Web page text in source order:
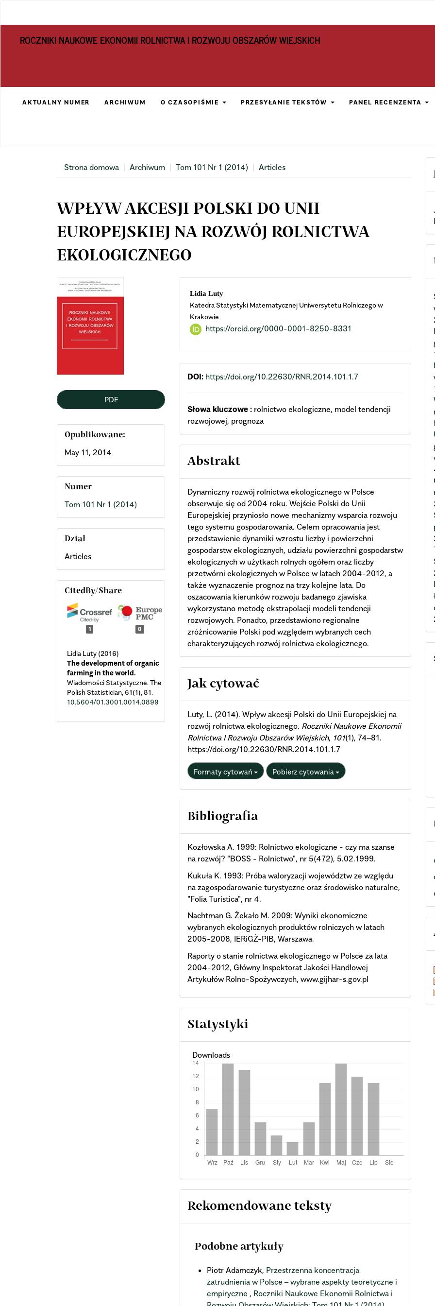
Content
ROCZNIKI NAUKOWE EKONOMII ROLNICTWA I ROZWOJU OBSZARÓW WIEJSKICH
AKTUALNY NUMER ARCHIWUM O CZASOPIŚMIE PRZESYŁANIE TEKSTÓW PANEL RECENZENTA
Strona domowa Archiwum Tom 101 Nr 1 (2014) Articles
WPŁYW AKCESJI POLSKI DO UNII
EUROPEJSKIEJ NA ROZWÓJ ROLNICTWA
EKOLOGICZNEGO
Article
Sidebar
PDF
Opublikowane:
May 11, 2014
Numer
Tom 101 Nr 1 (2014)
Dział
Articles
CitedBy/Share
1 0
Lidia Luty (2016)
The development of organic
farming in the world.
Wiadomości Statystyczne. The
Polish Statistician, 61(1), 81.
10.5604/01.3001.0014.0899
Main
Article
Content
Lidia Luty
Katedra Statystyki Matematycznej Uniwersytetu Rolniczego w
Krakowie
https://orcid.org/0000-0001-8250-8331
DOI: https://doi.org/10.22630/RNR.2014.101.1.7
Słowa kluczowe : rolnictwo ekologiczne, model tendencji
rozwojowej, prognoza
Abstrakt
Dynamiczny rozwój rolnictwa ekologicznego w Polsce
obserwuje się od 2004 roku. Wejście Polski do Unii
Europejskiej przyniosło nowe mechanizmy wsparcia rozwoju
tego systemu gospodarowania. Celem opracowania jest
przedstawienie dynamiki wzrostu liczby i powierzchni
gospodarstw ekologicznych, udziału powierzchni gospodarstw
ekologicznych w użytkach rolnych ogółem oraz liczby
przetwórni ekologicznych w Polsce w latach 2004-2012, a
także wyznaczenie prognoz na trzy kolejne lata. Do
oszacowania kierunków rozwoju badanego zjawiska
wykorzystano metodę ekstrapolacji modeli tendencji
rozwojowych. Ponadto, przedstawiono regionalne
zróżnicowanie Polski pod względem wybranych cech
charakteryzujących rozwój rolnictwa ekologicznego.
Article
Details
Jak cytować
Luty, L. (2014). Wpływ akcesji Polski do Unii Europejskiej na
rozwój rolnictwa ekologicznego. Roczniki Naukowe Ekonomii
Rolnictwa I Rozwoju Obszarów Wiejskich, 101(1), 74–81.
https://doi.org/10.22630/RNR.2014.101.1.7
Formaty cytowań Pobierz cytowania
Bibliografia
Kozłowska A. 1999: Rolnictwo ekologiczne - czy ma szanse
na rozwój? "BOSS - Rolnictwo", nr 5(472), 5.02.1999.
Kukuła K. 1993: Próba waloryzacji województw ze względu
na zagospodarowanie turystyczne oraz środowisko naturalne,
"Folia Turistica", nr 4.
Nachtman G. Żekało M. 2009: Wyniki ekonomiczne
wybranych ekologicznych produktów rolniczych w latach
2005-2008, IERiGŻ-PIB, Warszawa.
Raporty o stanie rolnictwa ekologicznego w Polsce za lata
2004-2012, Główny Inspektorat Jakości Handlowej
Artykułów Rolno-Spożywczych, www.gijhar-s.gov.pl
Statystyki
Downloads
Rekomendowane teksty
Podobne artykuły
Piotr Adamczyk, Przestrzenna koncentracja
zatrudnienia w Polsce – wybrane aspekty teoretyczne i
empiryczne, Roczniki Naukowe Ekonomii Rolnictwa i